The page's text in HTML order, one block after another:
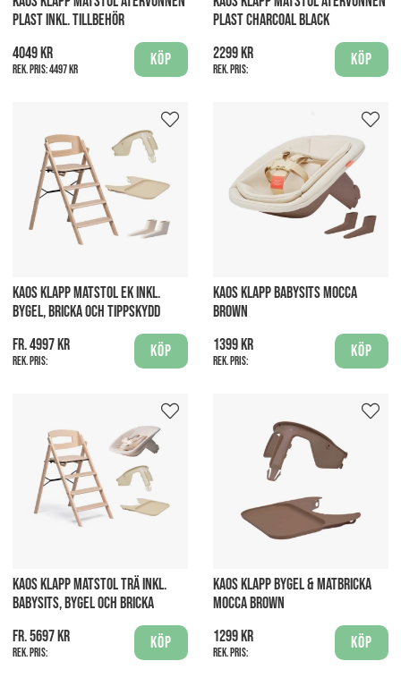
PLAST INKL. TILLBEHÖR
4049 kr
Rek. pris:4497 kr
Köp
PLAST CHARCOAL BLACK
2299 kr
Rek. pris:
Köp
KAOS KLAPP MATSTOL EK INKL.
BYGEL, BRICKA OCH TIPPSKYDD
fr. 4997 kr
Rek. pris:
Köp
KAOS KLAPP BABYSITS MOCCA
BROWN
1399 kr
Rek. pris:
Köp
KAOS KLAPP MATSTOL TRÄ INKL.
BABYSITS, BYGEL OCH BRICKA
fr. 5697 kr
Rek. pris:
Köp
KAOS KLAPP BYGEL & MATBRICKA
MOCCA BROWN
1299 kr
Rek. pris:
Köp